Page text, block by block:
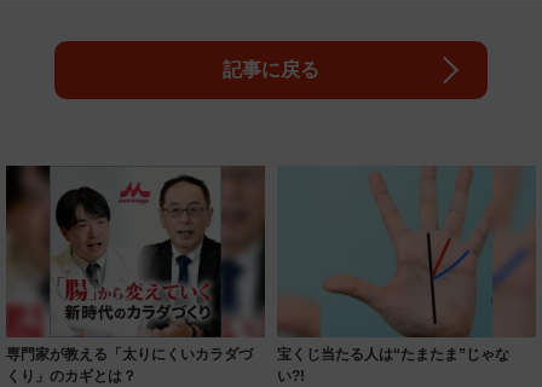
記事に戻る
専門家が教える「太りにくいカラダづ
くり」のカギとは？
宝くじ当たる人は“たまたま”じゃな
い?!